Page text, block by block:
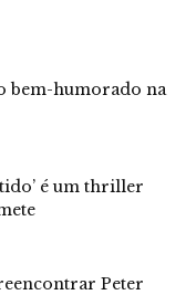
bem-humorado na
é um thriller
Peter